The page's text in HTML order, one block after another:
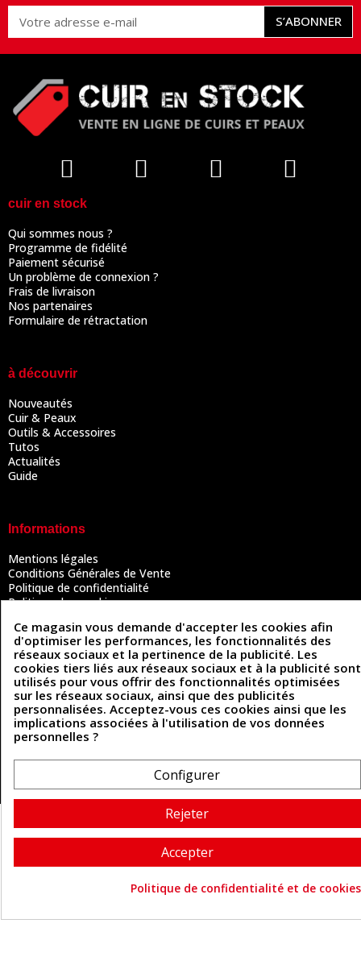
S’ABONNER
cuir en stock
Qui sommes nous ?
Programme de fidélité
Paiement sécurisé
Un problème de connexion ?
Frais de livraison
Nos partenaires
Formulaire de rétractation
à découvrir
Nouveautés
Cuir & Peaux
Outils & Accessoires
Tutos
Actualités
Guide
Informations
Mentions légales
Conditions Générales de Vente
Politique de confidentialité
Politique des cookies
Coordonnées
493 Chemin de Catougnac
81300 Graulhet
05 63 34 51 88
contact@cuirenstock.com
Cuirenstock © 2026 - Une création Quatrys 💙
Ce magasin vous demande d'accepter les cookies afin
d'optimiser les performances, les fonctionnalités des
réseaux sociaux et la pertinence de la publicité. Les
cookies tiers liés aux réseaux sociaux et à la publicité sont
utilisés pour vous offrir des fonctionnalités optimisées
sur les réseaux sociaux, ainsi que des publicités
personnalisées. Acceptez-vous ces cookies ainsi que les
implications associées à l'utilisation de vos données
personnelles ?
Configurer
Rejeter
Accepter
Politique de confidentialité et de cookies